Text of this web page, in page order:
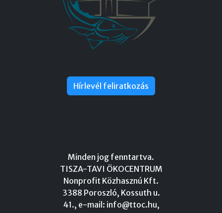
Hírlevél feliratkozás
Minden jog fenntartva.
TISZA-TAVI ÖKOCENTRUM
Nonprofit Közhasznú Kft.
3388 Poroszló, Kossuth u.
41., e-mail: info@ttoc.hu,